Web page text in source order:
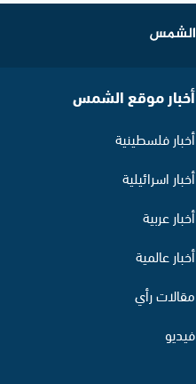
أخبار موقع الشمس
أخبار فلسطينية
أخبار اسرائيلية
أخبار عربية
أخبار عالمية
مقالات رأي
فيديو